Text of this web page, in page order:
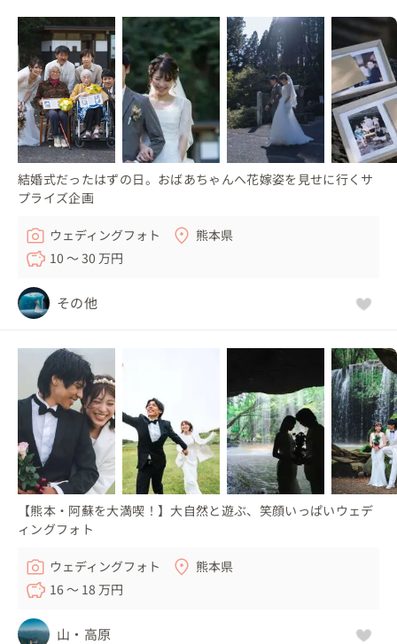
結婚式だったはずの日。おばあちゃんへ花嫁姿を見せに行くサ
プライズ企画
ウェディングフォト
熊本県
10 〜 30 万円
その他
【熊本・阿蘇を大満喫！】大自然と遊ぶ、笑顔いっぱいウェデ
ィングフォト
ウェディングフォト
熊本県
16 〜 18 万円
山・高原